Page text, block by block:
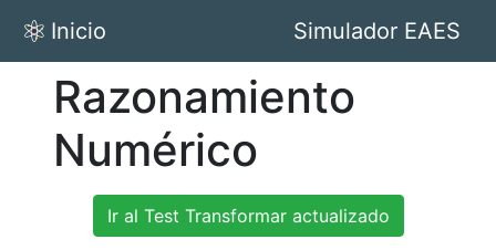
Inicio Simulador EAES
Razonamiento
Numérico
Ir al Test Transformar actualizado